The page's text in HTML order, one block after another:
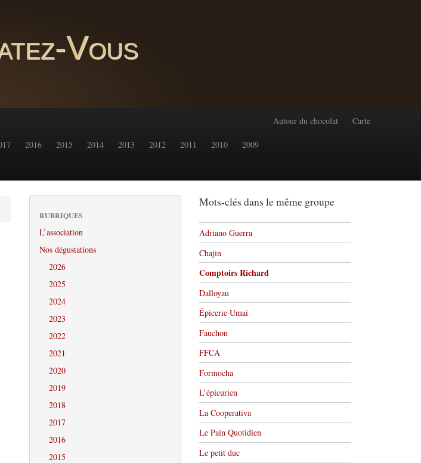
Vous
2016 2015 2014 2013 2012 2011 2010 2009
Autour du chocolat Carte
RUBRIQUES
L’association
Nos dégustations
2026
2025
2024
2023
2022
2021
2020
2019
2018
2017
2016
2015
Mots-clés dans le même groupe
Adriano Guerra
Chajin
Comptoirs Richard
Dalloyau
Épicerie Umai
Fauchon
FFCA
Formocha
L’épicurien
La Cooperativa
Le Pain Quotidien
Le petit duc